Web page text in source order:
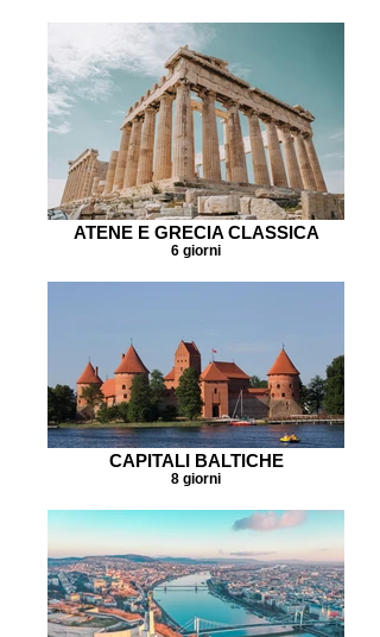
ATENE E GRECIA CLASSICA
6 giorni
CAPITALI BALTICHE
8 giorni